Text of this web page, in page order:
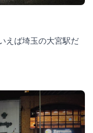
えば埼玉の大宮駅だ